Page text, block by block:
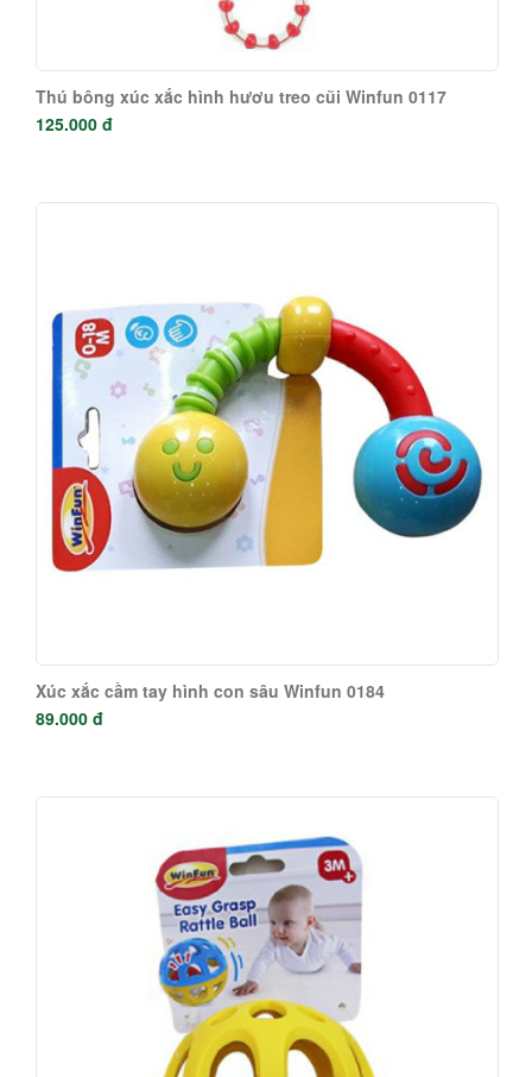
Thú bông xúc xắc hình hươu treo cũi Winfun 0117
125.000 đ
Xúc xắc cầm tay hình con sâu Winfun 0184
89.000 đ